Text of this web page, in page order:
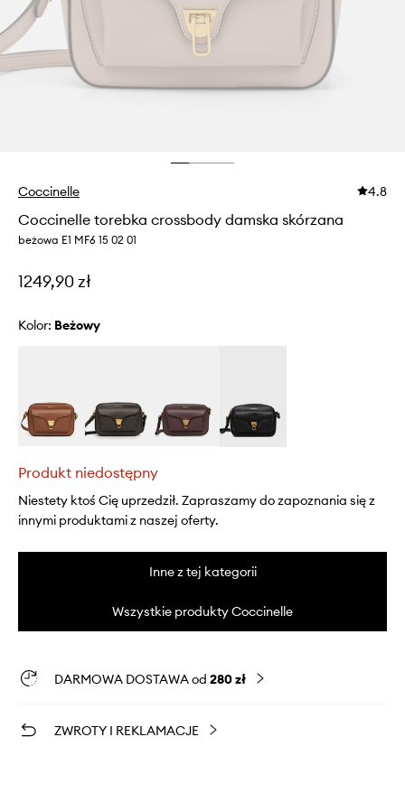
Coccinelle 4.8
Coccinelle torebka crossbody damska skórzana
beżowa E1 MF6 15 02 01
1249,90 zł
Kolor: beżowy
Produkt niedostępny
Niestety ktoś Cię uprzedził. Zapraszamy do zapoznania się z
innymi produktami z naszej oferty.
Inne z tej kategorii
Wszystkie produkty Coccinelle
DARMOWA DOSTAWA od 280 zł
ZWROTY I REKLAMACJE